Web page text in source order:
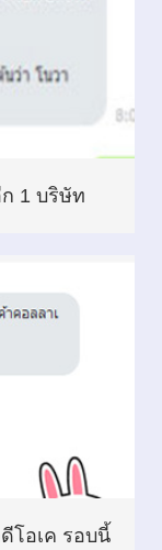
1 บริษัท
โอเค รอบนี้